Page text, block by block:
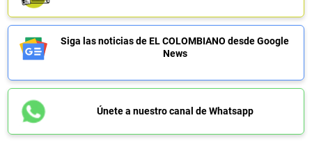
Siga las noticias de EL COLOMBIANO desde Google
News
Únete a nuestro canal de Whatsapp